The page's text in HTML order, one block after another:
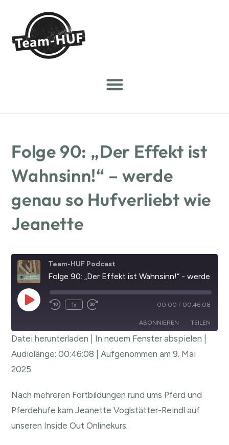
Folge 90: „Der Effekt ist
Wahnsinn!“ – werde
genau so Hufverliebt wie
Jeanette
Team-HUF Podcast
1x 00:00 / 00:46:08
ABONNIEREN TEILEN
RSS FEED
TEILEN
LINK
EMBED
Datei herunterladen In neuem Fenster abspielen
Audiolänge: 00:46:08 |Aufgenommen am 9. Mai
2025
Nach mehreren Fortbildungen rund ums Pferd und
Pferdehufe kam Jeanette Voglstätter-Reindl auf
unseren Inside Out Onlinekurs.